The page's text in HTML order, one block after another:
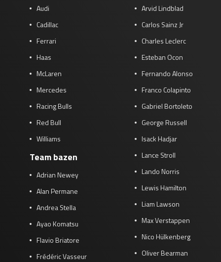
Audi
Cadillac
Ferrari
Haas
McLaren
Mercedes
Racing Bulls
Red Bull
Williams
Team bazen
Adrian Newey
Alan Permane
Andrea Stella
Ayao Komatsu
Flavio Briatore
Frédéric Vasseur
Arvid Lindblad
Carlos Sainz Jr
Charles Leclerc
Esteban Ocon
Fernando Alonso
Franco Colapinto
Gabriel Bortoleto
George Russell
Isack Hadjar
Lance Stroll
Lando Norris
Lewis Hamilton
Liam Lawson
Max Verstappen
Nico Hülkenberg
Oliver Bearman